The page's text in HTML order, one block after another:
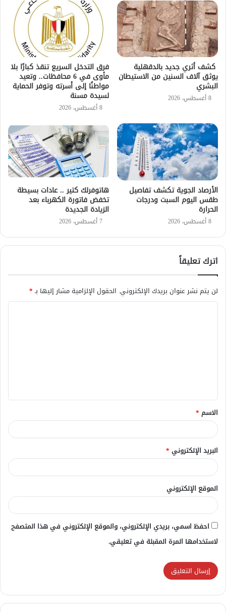
كشف أثري جديد بالدقهلية
يوثق آلاف السنين من الاستيطان
البشري
8 أغسطس، 2026
فرق التدخل السريع تنقذ كبارًا بلا
مأوى في 6 محافظات.. وتعيد
مواطنًا إلى أسرته وتوفر الحماية
لسيدة مسنة
8 أغسطس، 2026
الأرصاد الجوية تكشف تفاصيل
طقس اليوم السبت ودرجات
الحرارة
8 أغسطس، 2026
هاتوفرلك كتير .. عادات بسيطة
تخفض فاتورة الكهرباء بعد
الزيادة الجديدة
7 أغسطس، 2026
اترك تعليقاً
لن يتم نشر عنوان بريدك الإلكتروني. الحقول الإلزامية مشار إليها بـ*
ق
*
الاسم *
البريد الإلكتروني *
الموقع الإلكتروني
احفظ اسمي، بريدي الإلكتروني، والموقع الإلكتروني في هذا المتصفح
لاستخدامها المرة المقبلة في تعليقي.